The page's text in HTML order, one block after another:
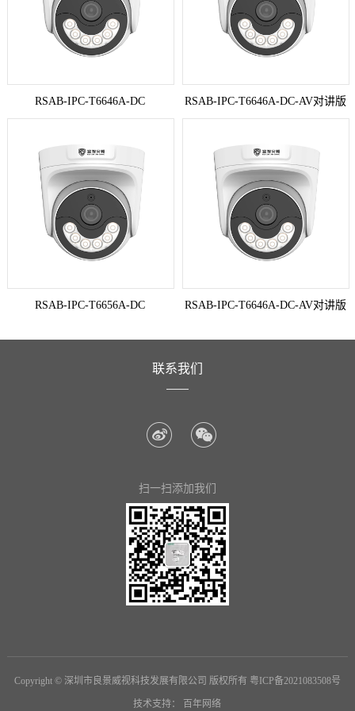
RSAB-IPC-T6646A-DC RSAB-IPC-T6646A-DC-AV对讲版
RSAB-IPC-T6656A-DC RSAB-IPC-T6646A-DC-AV对讲版
联系我们
扫一扫添加我们
Copyright © 深圳市良景威视科技发展有限公司 版权所有 粤ICP备2021083508号
技术支持： 百年网络